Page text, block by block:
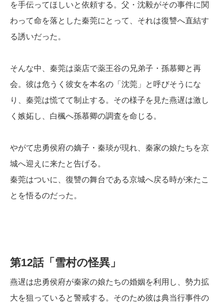
を手伝ってほしいと依頼する。父・沈毅がその事件に関
わって命を落とした秦莞にとって、それは復讐へ直結す
る誘いだった。
そんな中、秦莞は薬店で薬王谷の兄弟子・孫慕卿と再
会。彼は危うく彼女を本名の「沈莞」と呼びそうにな
り、秦莞は慌てて制止する。その様子を見た燕遅は激し
く嫉妬し、白楓へ孫慕卿の調査を命じる。
やがて忠勇侯府の嫡子・秦琰が現れ、秦家の娘たちを京
城へ迎えに来たと告げる。
秦莞はついに、復讐の舞台である京城へ戻る時が来たこ
とを悟るのだった。
第12話「雪村の怪異」
燕遅は忠勇侯府が秦家の娘たちの婚姻を利用し、勢力拡
大を狙っていると警戒する。そのため彼は典当行事件の